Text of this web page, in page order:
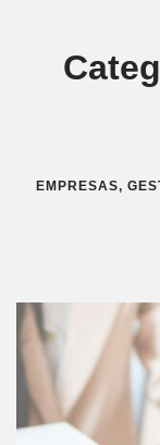
EMPRESAS,